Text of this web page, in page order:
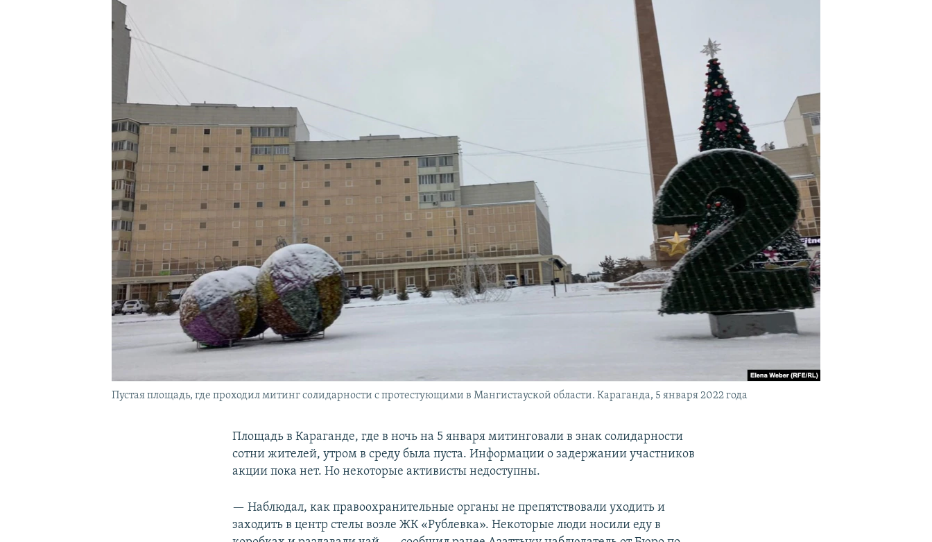
Пустая площадь, где проходил митинг солидарности с протестующими в Мангистауской области. Караганда, 5 января 2022 года
Площадь в Караганде, где в ночь на 5 января митинговали в знак солидарности
сотни жителей, утром в среду была пуста. Информации о задержании участников
акции пока нет. Но некоторые активисты недоступны.
— Наблюдал, как правоохранительные органы не препятствовали уходить и
заходить в центр стелы возле ЖК «Рублевка». Некоторые люди носили еду в